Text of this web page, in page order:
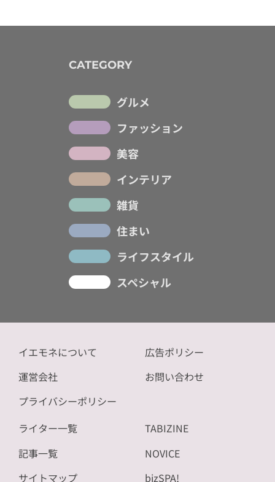
CATEGORY
グルメ
ファッション
美容
インテリア
雑貨
住まい
ライフスタイル
スペシャル
イエモネについて
運営会社
プライバシーポリシー
広告ポリシー
お問い合わせ
ライター一覧
記事一覧
サイトマップ
TABIZINE
NOVICE
bizSPA!